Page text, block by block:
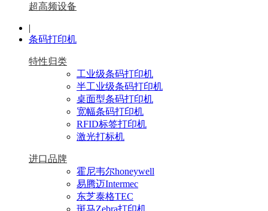
超高频设备
|
条码打印机
特性归类
工业级条码打印机
半工业级条码打印机
桌面型条码打印机
宽幅条码打印机
RFID标签打印机
激光打标机
进口品牌
霍尼韦尔honeywell
易腾迈Intermec
东芝泰格TEC
斑马Zebra打印机